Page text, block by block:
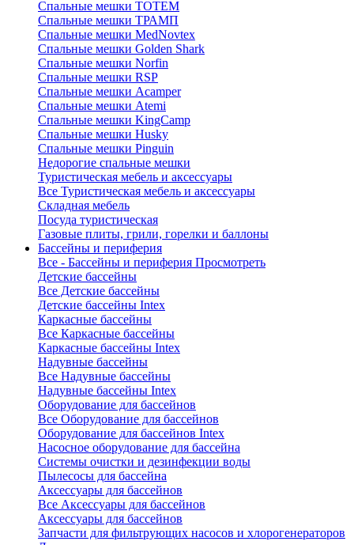
Спальные мешки ТОТЕМ
Спальные мешки ТРАМП
Cпальные мешки MedNovtex
Спальные мешки Golden Shark
Спальные мешки Norfin
Спальные мешки RSP
Спальные мешки Acamper
Спальные мешки Atemi
Спальные мешки KingCamp
Спальные мешки Husky
Спальные мешки Pinguin
Недорогие спальные мешки
Туристическая мебель и аксессуары
Все Туристическая мебель и аксессуары
Складная мебель
Посуда туристическая
Газовые плиты, грили, горелки и баллоны
Бассейны и периферия
Все - Бассейны и периферия Просмотреть
Детские бассейны
Все Детские бассейны
Детские бассейны Intex
Каркасные бассейны
Все Каркасные бассейны
Каркасные бассейны Intex
Надувные бассейны
Все Надувные бассейны
Надувные бассейны Intex
Оборудование для бассейнов
Все Оборудование для бассейнов
Оборудование для бассейнов Intex
Насосное оборудование для бассейна
Системы очистки и дезинфекции воды
Пылесосы для бассейна
Аксессуары для бассейнов
Все Аксессуары для бассейнов
Аксессуары для бассейнов
Запчасти для фильтрующих насосов и хлорогенераторов